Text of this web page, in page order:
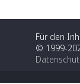
Für den
© 1999-